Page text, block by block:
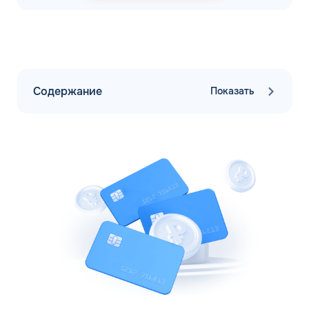
Содержание Показать